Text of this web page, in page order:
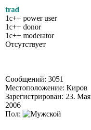
trad
1c++ power user
1c++ donor
1c++ moderator
Отсутствует
Сообщений: 3051
Местоположение: Киров
Зарегистрирован: 23. Мая
2006
Пол: